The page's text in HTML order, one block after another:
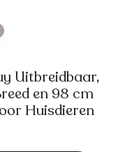
Uitbreidbaar,
en 98 cm
Huisdieren